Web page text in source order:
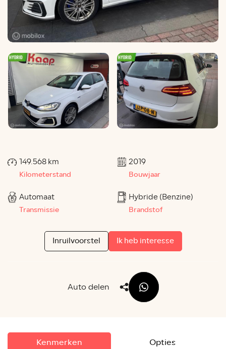
149.568 km
Kilometerstand
2019
Bouwjaar
Automaat
Transmissie
Hybride (Benzine)
Brandstof
Inruilvoorstel Ik heb interesse
Auto delen
Kenmerken
Opties